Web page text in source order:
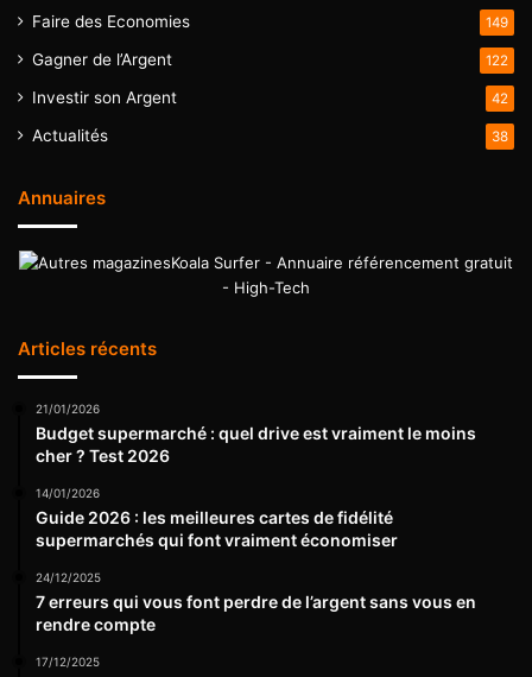
Faire des Economies 149
Gagner de l’Argent 122
Investir son Argent 42
Actualités 38
Annuaires
Koala Surfer - Annuaire référencement gratuit
- High-Tech
Articles récents
21/01/2026
Budget supermarché : quel drive est vraiment le moins
cher ? Test 2026
14/01/2026
Guide 2026 : les meilleures cartes de fidélité
supermarchés qui font vraiment économiser
24/12/2025
7 erreurs qui vous font perdre de l’argent sans vous en
rendre compte
17/12/2025